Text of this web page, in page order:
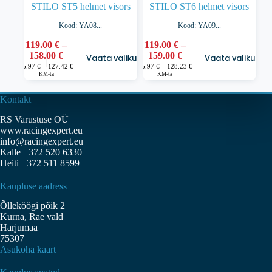
STILO ST5 helmet visors
Kood: YA08...
119.00€ –
158.00€Hinnavahemik:
119.00 €
95.97€ – 127.42€Hinnavahemik:
kuni
KM-ta
Vaata valikuid
Sellel
tootel
varianti.
Valikuid
saab
teha
tootelehel.
STILO ST6 helmet visors
Kood: YA09...
119.00 € –
159.00 €Hinnavahemik:
119.00 €
95.97 € – 128.23 €Hinnavahemik:
kuni
KM-ta
Vaata valikuid
Sellel
tootel
varianti.
Kontakt
RS Varustuse OÜ
www.racingexpert.eu
info@racingexpert.eu
Kalle +372 520 6330
Heiti +372 511 8599
Kaupluse aadress
Õlleköögi põik 2
Kurna, Rae vald
Harjumaa
75307
Asukoha kaart